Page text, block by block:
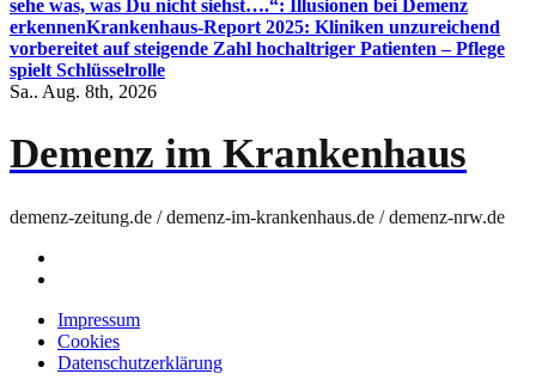
sehe was, was Du nicht siehst….“: Illusionen bei Demenz
erkennenKrankenhaus-Report 2025: Kliniken unzureichend
vorbereitet auf steigende Zahl hochaltriger Patienten – Pflege
spielt Schlüsselrolle
Sa.. Aug. 8th, 2026
Demenz im Krankenhaus
demenz-zeitung.de / demenz-im-krankenhaus.de / demenz-nrw.de
Impressum
Cookies
Datenschutzerklärung